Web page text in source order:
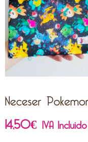
Neceser
14,50€ IVA Incluido